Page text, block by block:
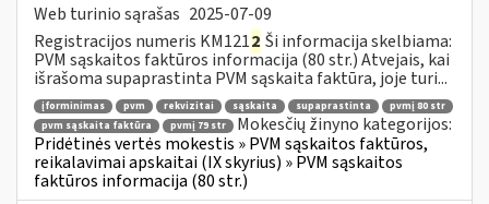
Web turinio sąrašas 2025-07-09
Registracijos numeris KM1212 Ši informacija skelbiama:
PVM sąskaitos faktūros informacija (80 str.) Atvejais, kai
išrašoma supaprastinta PVM sąskaita faktūra, joje turi...
įforminimas pvm rekvizitai sąskaita supaprastinta
pvmį 80 str
pvm sąskaita faktūra
pvmį 79 str
Mokesčių žinyno kategorijos:
Pridėtinės vertės mokestis » PVM sąskaitos faktūros,
reikalavimai apskaitai (IX skyrius) » PVM sąskaitos
faktūros informacija (80 str.)